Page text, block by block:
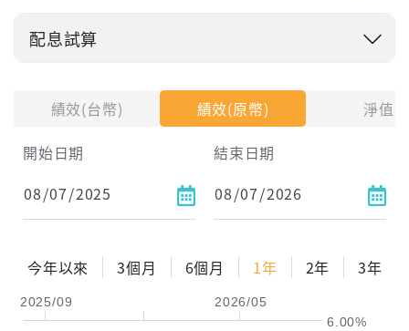
績效(台幣) 績效(原幣)
淨值
開始日期
結束日期
今年以來 3個月 6個月 1年 2年 3年
2025/09 2026/05
6.00%
配息試算
試算區間
1年
2年
配息金額